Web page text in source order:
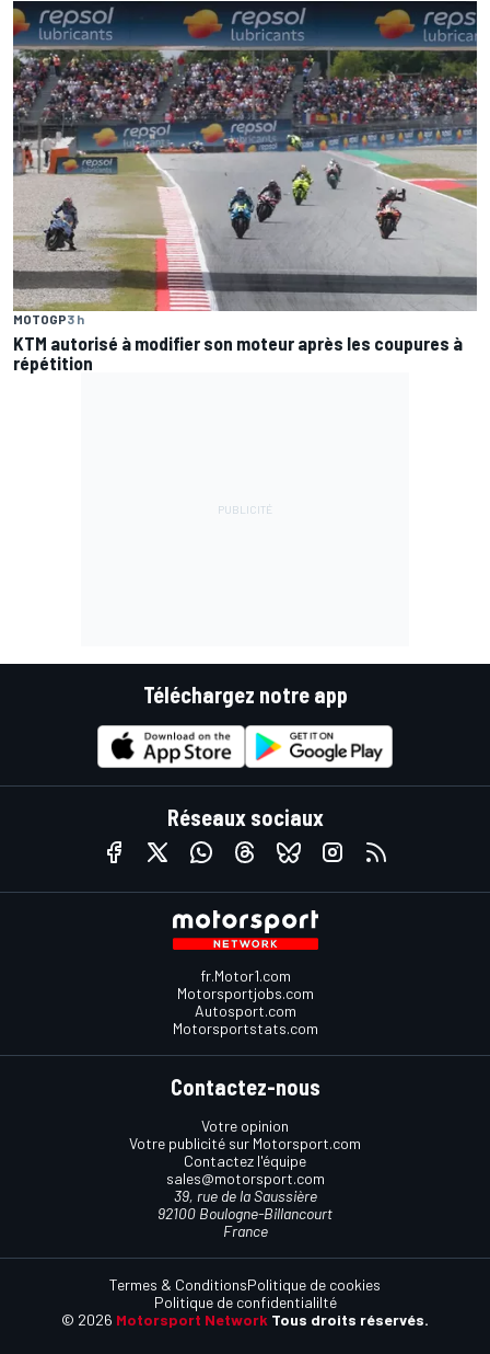
MOTOGP3 h
KTM autorisé à modifier son moteur après les coupures à
répétition
Téléchargez notre app
Réseaux sociaux
fr.Motor1.com
Motorsportjobs.com
Autosport.com
Motorsportstats.com
Contactez-nous
Votre opinion
Votre publicité sur Motorsport.com
Contactez l'équipe
sales@motorsport.com
39, rue de la Saussière
92100 Boulogne-Billancourt
France
© 2026 Motorsport Network Tous droits réservés.
Termes & ConditionsPolitique de cookies
Politique de confidentialilté